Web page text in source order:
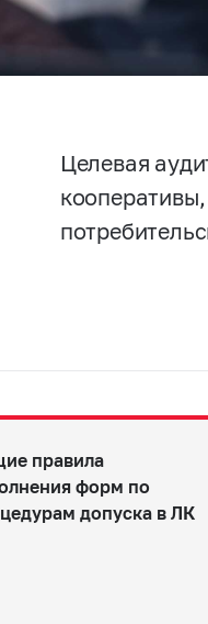
Целевая
правила
форм по
допуска в ЛК